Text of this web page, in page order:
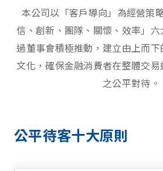
本公司以「客戶導向」為經營策
信、創新、團隊、關懷、效率」
過董事會積極推動，建立由上而
文化，確保金融消費者在整體交
之公平對待。
公平待客十大原則